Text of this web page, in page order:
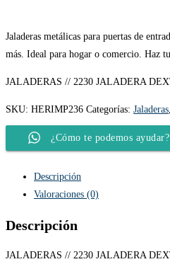
Jaladeras metálicas para puertas de
más. Ideal para hogar o comercio. Haz
JALADERAS // 2230 JALADERA
SKU: HERIMP236 Categorías: Jaladeras
¿Cómo te podemos ayudar?
Descripción
Valoraciones (0)
Descripción
JALADERAS // 2230 JALADERA